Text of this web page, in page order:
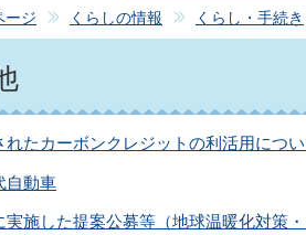
ージ くらしの情報 くらし・手続き
れたカーボンクレジットの利活用につい
自動車
実施した提案公募等（地球温暖化対策